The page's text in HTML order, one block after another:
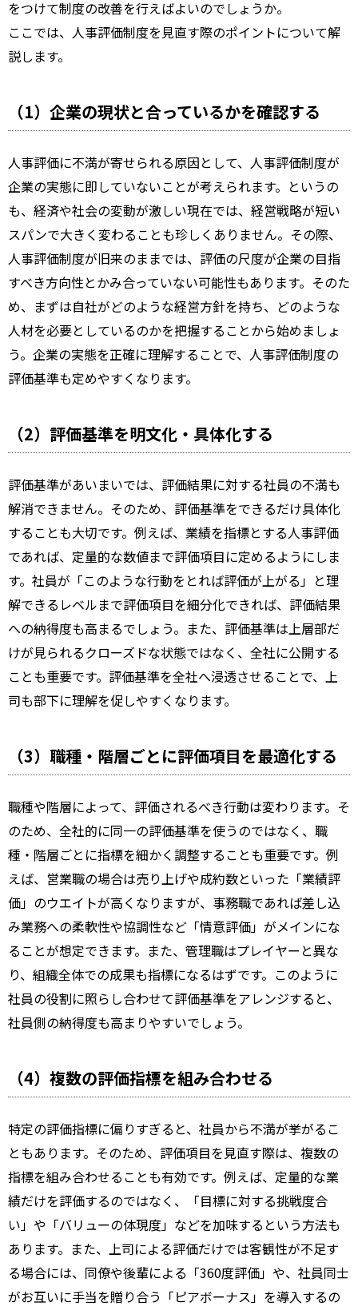
をつけて制度の改善を行えばよいのでしょうか。
ここでは、人事評価制度を見直す際のポイントについて解
説します。
（1）企業の現状と合っているかを確認する
人事評価に不満が寄せられる原因として、人事評価制度が
企業の実態に即していないことが考えられます。というの
も、経済や社会の変動が激しい現在では、経営戦略が短い
スパンで大きく変わることも珍しくありません。その際、
人事評価制度が旧来のままでは、評価の尺度が企業の目指
すべき方向性とかみ合っていない可能性もあります。そのた
め、まずは自社がどのような経営方針を持ち、どのような
人材を必要としているのかを把握することから始めましょ
う。企業の実態を正確に理解することで、人事評価制度の
評価基準も定めやすくなります。
（2）評価基準を明文化・具体化する
評価基準があいまいでは、評価結果に対する社員の不満も
解消できません。そのため、評価基準をできるだけ具体化
することも大切です。例えば、業績を指標とする人事評価
であれば、定量的な数値まで評価項目に定めるようにしま
す。社員が「このような行動をとれば評価が上がる」と理
解できるレベルまで評価項目を細分化できれば、評価結果
への納得度も高まるでしょう。また、評価基準は上層部だ
けが見られるクローズドな状態ではなく、全社に公開する
ことも重要です。評価基準を全社へ浸透させることで、上
司も部下に理解を促しやすくなります。
（3）職種・階層ごとに評価項目を最適化する
職種や階層によって、評価されるべき行動は変わります。そ
のため、全社的に同一の評価基準を使うのではなく、職
種・階層ごとに指標を細かく調整することも重要です。例
えば、営業職の場合は売り上げや成約数といった「業績評
価」のウエイトが高くなりますが、事務職であれば差し込
み業務への柔軟性や協調性など「情意評価」がメインにな
ることが想定できます。また、管理職はプレイヤーと異な
り、組織全体での成果も指標になるはずです。このように
社員の役割に照らし合わせて評価基準をアレンジすると、
社員側の納得度も高まりやすいでしょう。
（4）複数の評価指標を組み合わせる
特定の評価指標に偏りすぎると、社員から不満が挙がるこ
ともあります。そのため、評価項目を見直す際は、複数の
指標を組み合わせることも有効です。例えば、定量的な業
績だけを評価するのではなく、「目標に対する挑戦度合
い」や「バリューの体現度」などを加味するという方法も
あります。また、上司による評価だけでは客観性が不足す
る場合には、同僚や後輩による「360度評価」や、社員同士
がお互いに手当を贈り合う「ピアボーナス」を導入するの